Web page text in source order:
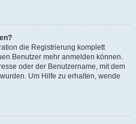
die Registrierung komplett
Benutzer mehr anmelden können.
oder der Benutzername, mit dem
Um Hilfe zu erhalten, wende